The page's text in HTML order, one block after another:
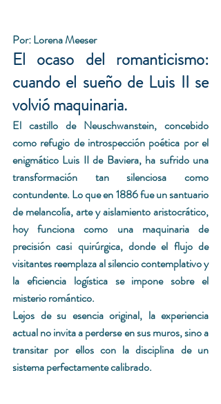
Por: Lorena Meeser
El ocaso del romanticismo:
cuando el sueño de Luis II se
volvió maquinaria.
El castillo de Neuschwanstein, concebido
como refugio de introspección poética por el
enigmático Luis II de Baviera, ha sufrido una
transformación tan silenciosa como
contundente. Lo que en 1886 fue un santuario
de melancolía, arte y aislamiento aristocrático,
hoy funciona como una maquinaria de
precisión casi quirúrgica, donde el flujo de
visitantes reemplaza al silencio contemplativo y
la eficiencia logística se impone sobre el
misterio romántico.
Lejos de su esencia original, la experiencia
actual no invita a perderse en sus muros, sino a
transitar por ellos con la disciplina de un
sistema perfectamente calibrado.